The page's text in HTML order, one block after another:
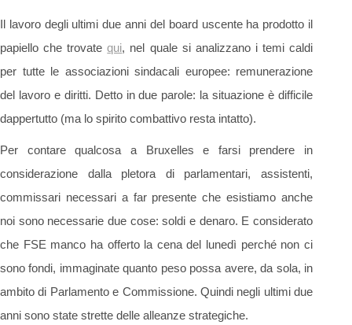
Il lavoro degli ultimi due anni del board uscente ha prodotto il
papiello che trovatequi, nel quale si analizzano i temi caldi
per tutte le associazioni sindacali europee: remunerazione
del lavoro e diritti. Detto in due parole: la situazione è difficile
dappertutto (ma lo spirito combattivo resta intatto).
Per contare qualcosa a Bruxelles e farsi prendere in
considerazione dalla pletora di parlamentari, assistenti,
commissari necessari a far presente che esistiamo anche
noi sono necessarie due cose: soldi e denaro. E considerato
che FSE manco ha offerto la cena del lunedì perché non ci
sono fondi, immaginate quanto peso possa avere, da sola, in
ambito di Parlamento e Commissione. Quindi negli ultimi due
anni sono state strette delle alleanze strategiche.